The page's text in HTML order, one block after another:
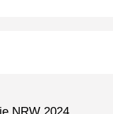
NRW 2024